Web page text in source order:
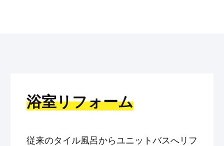
浴室リフォーム
従来のタイル風呂からユニットバスへリフ